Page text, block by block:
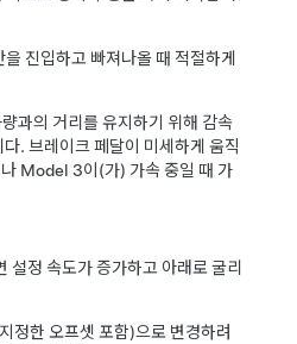
진입하고 빠져나올 때 적절하게
과의 거리를 유지하기 위해 감속
. 브레이크 페달이 미세하게 움직
Model 3이(가) 가속 중일 때 가
설정 속도가 증가하고 아래로 굴리
정한 오프셋 포함)으로 변경하려